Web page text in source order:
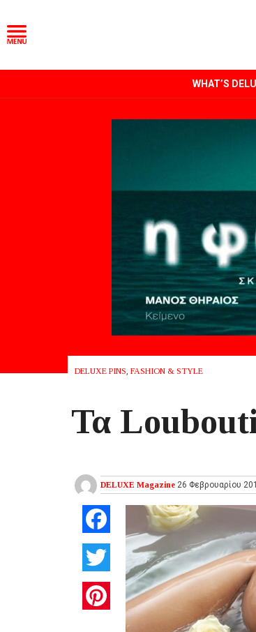
WHAT’S
DELUXE PINS, FASHION & STYLE
Τα
DELUXE Magazine 26 Φεβρουαρίου
Facebook
Twitter
Pinterest